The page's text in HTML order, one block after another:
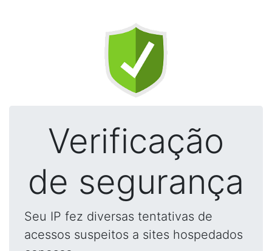
Verificação
de segurança
Seu IP fez diversas tentativas de
acessos suspeitos a sites hospedados